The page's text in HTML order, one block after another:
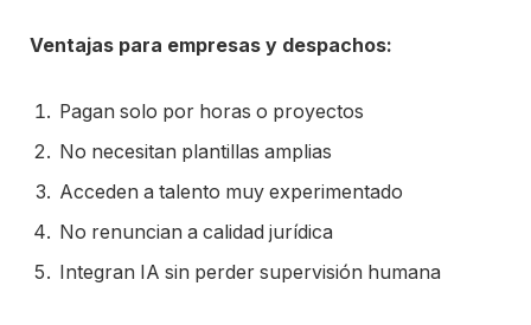
Ventajas para empresas y despachos:
Pagan solo por horas o proyectos
No necesitan plantillas amplias
Acceden a talento muy experimentado
No renuncian a calidad jurídica
Integran IA sin perder supervisión humana